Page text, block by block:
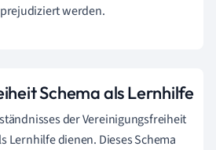
werden.
Schema als Lernhilfe
der Vereinigungsfreiheit
Lernhilfe dienen. Dieses Schema